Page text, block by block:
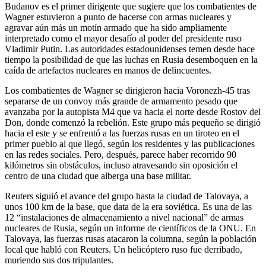
Budanov es el primer dirigente que sugiere que los combatientes de
Wagner estuvieron a punto de hacerse con armas nucleares y
agravar aún más un motín armado que ha sido ampliamente
interpretado como el mayor desafío al poder del presidente ruso
Vladimir Putin. Las autoridades estadounidenses temen desde hace
tiempo la posibilidad de que las luchas en Rusia desemboquen en la
caída de artefactos nucleares en manos de delincuentes.
Los combatientes de Wagner se dirigieron hacia Voronezh-45 tras
separarse de un convoy más grande de armamento pesado que
avanzaba por la autopista M4 que va hacia el norte desde Rostov del
Don, donde comenzó la rebelión. Este grupo más pequeño se dirigió
hacia el este y se enfrentó a las fuerzas rusas en un tiroteo en el
primer pueblo al que llegó, según los residentes y las publicaciones
en las redes sociales. Pero, después, parece haber recorrido 90
kilómetros sin obstáculos, incluso atravesando sin oposición el
centro de una ciudad que alberga una base militar.
Reuters siguió el avance del grupo hasta la ciudad de Talovaya, a
unos 100 km de la base, que data de la era soviética. Es una de las
12 “instalaciones de almacenamiento a nivel nacional” de armas
nucleares de Rusia, según un informe de científicos de la ONU. En
Talovaya, las fuerzas rusas atacaron la columna, según la población
local que habló con Reuters. Un helicóptero ruso fue derribado,
muriendo sus dos tripulantes.